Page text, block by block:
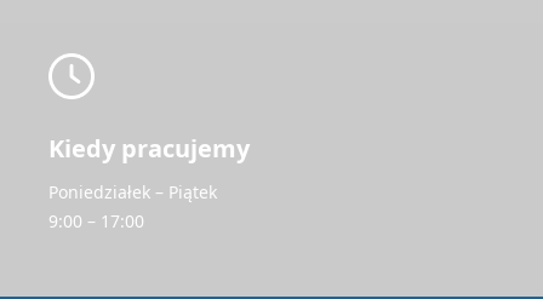
Kiedy pracujemy
Poniedziałek – Piątek
9:00 – 17:00